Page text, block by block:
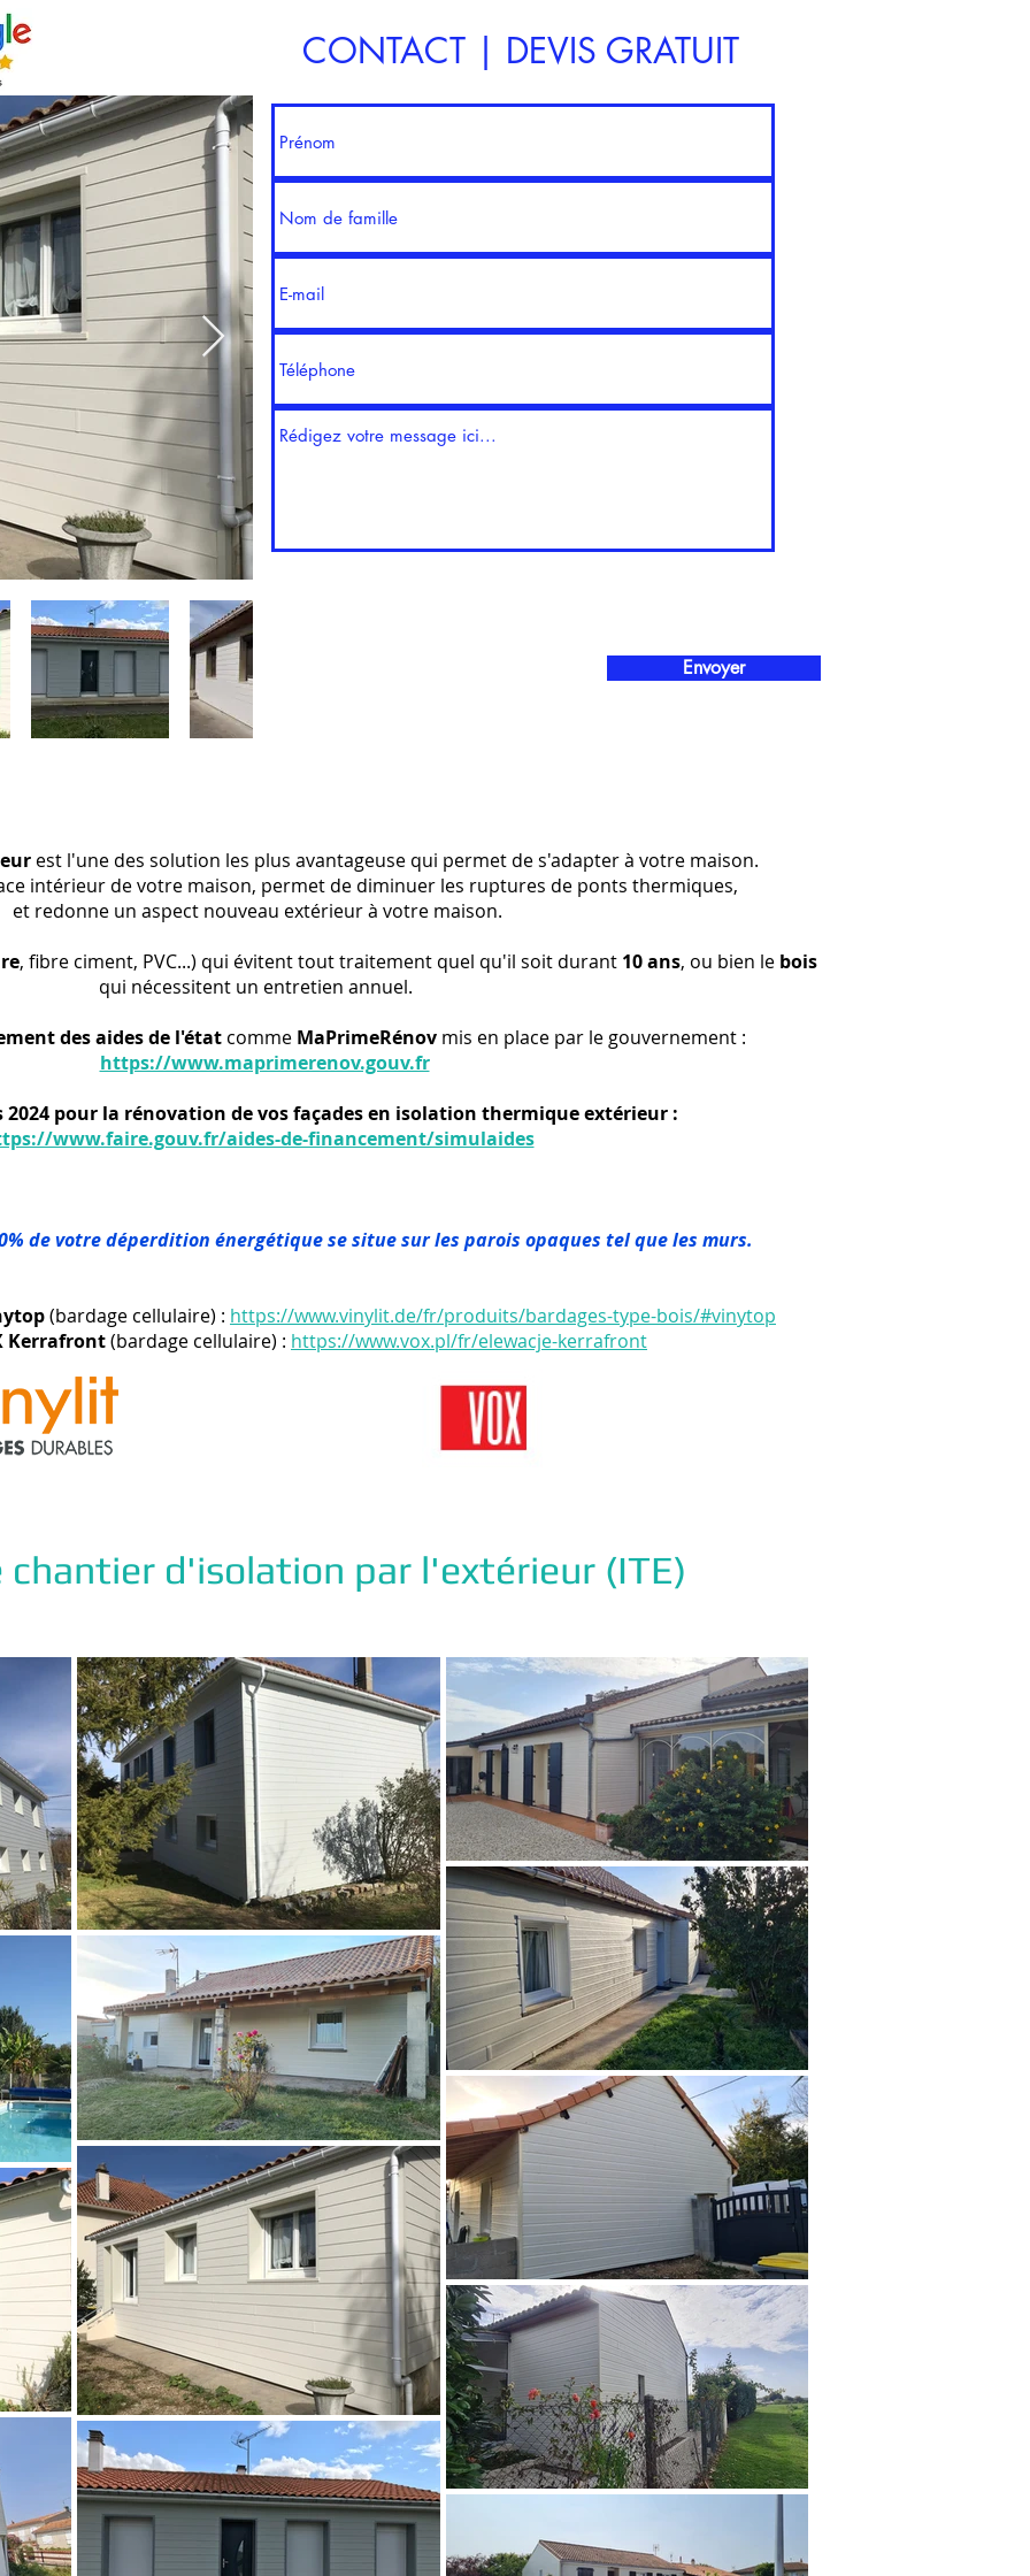
CONTACT | DEVIS GRATUIT
Envoyer
est l'une des solution les plus avantageuse qui permet de s'adapter à votre maison.
intérieur de votre maison, permet de diminuer les ruptures de ponts thermiques,
et redonne un aspect nouveau extérieur à votre maison.
, fibre ciment, PVC...) qui évitent tout traitement quel qu'il soit durant 10 ans, ou bien le bois
qui nécessitent un entretien annuel.
des aides de l'étatcomme MaPrimeRénov mis en place par le gouvernement :
https://www.maprimerenov.gouv.fr
pour la rénovation de vos façades en isolation thermique extérieur :
www.faire.gouv.fr/aides-de-financement/simulaides
de votre déperdition énergétique se situe sur les parois opaques tel que les murs.
(bardage cellulaire) : https://www.vinylit.de/fr/produits/bardages-type-bois/#vinytop
Kerrafront(bardage cellulaire) : https://www.vox.pl/fr/elewacje-kerrafront
chantier d'isolation par l'extérieur (ITE)